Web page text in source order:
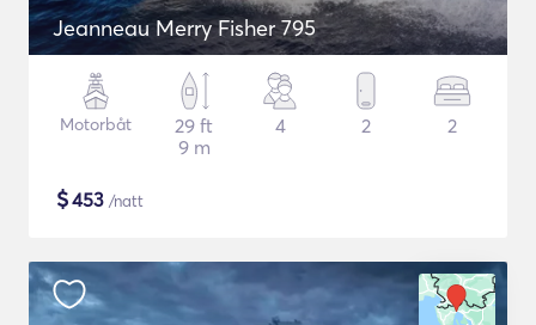
Jeanneau Merry Fisher 795
Motorbåt
29 ft
9 m
4 2 2
$453 /natt